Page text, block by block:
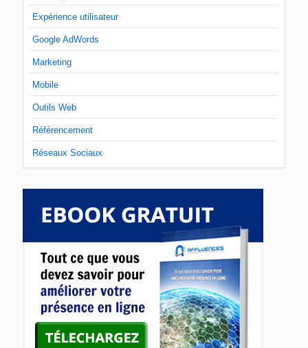
Expérience utilisateur
Google AdWords
Marketing
Mobile
Outils Web
Référencement
Réseaux Sociaux